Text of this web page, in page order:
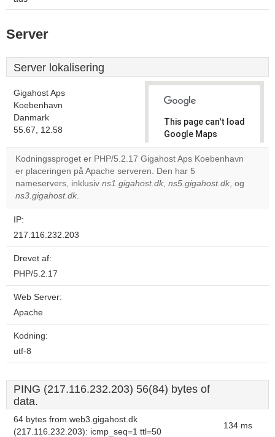
Server
Server lokalisering
Gigahost Aps
Koebenhavn
Danmark
55.67, 12.58
This page can't load
Google Maps
correctly.
Do you
own this
OK
Kodningssproget er PHP/5.2.17 Gigahost Aps Koebenhavn
er placeringen på Apache serveren. Den har 5
nameservers, inklusiv ns1.gigahost.dk, ns5.gigahost.dk, og
ns3.gigahost.dk.
IP:
217.116.232.203
Drevet af:
PHP/5.2.17
Web Server:
Apache
Kodning:
utf-8
PING (217.116.232.203) 56(84) bytes of
data.
64 bytes from web3.gigahost.dk
(217.116.232.203): icmp_seq=1 ttl=50
134 ms